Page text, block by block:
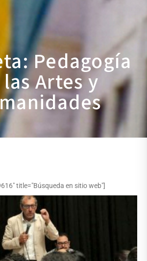
Pedagogía
Artes y
title="Búsqueda en sitio web"]